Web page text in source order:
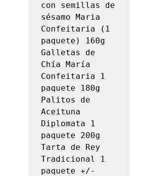
con semillas de
sésamo Maria
Confeitaria (1
paquete) 160g
Galletas de
Chía María
Confeitaria 1
paquete 180g
Palitos de
Aceituna
Diplomata 1
paquete 200g
Tarta de Rey
Tradicional 1
paquete +/-